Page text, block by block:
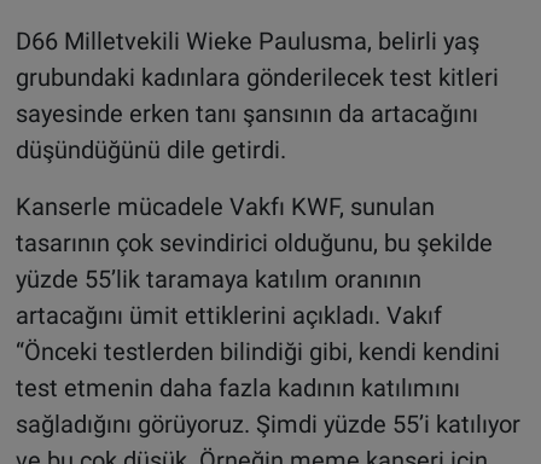
D66 Milletvekili Wieke Paulusma, belirli yaş
grubundaki kadınlara gönderilecek test kitleri
sayesinde erken tanı şansının da artacağını
düşündüğünü dile getirdi.
Kanserle mücadele Vakfı KWF, sunulan
tasarının çok sevindirici olduğunu, bu şekilde
yüzde 55’lik taramaya katılım oranının
artacağını ümit ettiklerini açıkladı. Vakıf
“Önceki testlerden bilindiği gibi, kendi kendini
test etmenin daha fazla kadının katılımını
sağladığını görüyoruz. Şimdi yüzde 55’i katılıyor